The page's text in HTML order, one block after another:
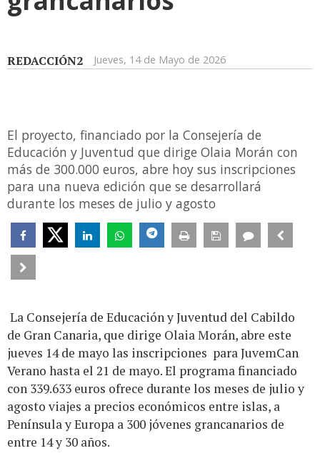
REDACCIÓN2 Jueves, 14 de Mayo de 2026
El proyecto, financiado por la Consejería de
Educación y Juventud que dirige Olaia Morán con
más de 300.000 euros, abre hoy sus inscripciones
para una nueva edición que se desarrollará
durante los meses de julio y agosto
La Consejería de Educación y Juventud del Cabildo
de Gran Canaria, que dirige Olaia Morán, abre este
jueves 14 de mayo las inscripciones para JuvemCan
Verano hasta el 21 de mayo. El programa financiado
con 339.633 euros ofrece durante los meses de julio y
agosto viajes a precios económicos entre islas, a
Península y Europa a 300 jóvenes grancanarios de
entre 14 y 30 años.